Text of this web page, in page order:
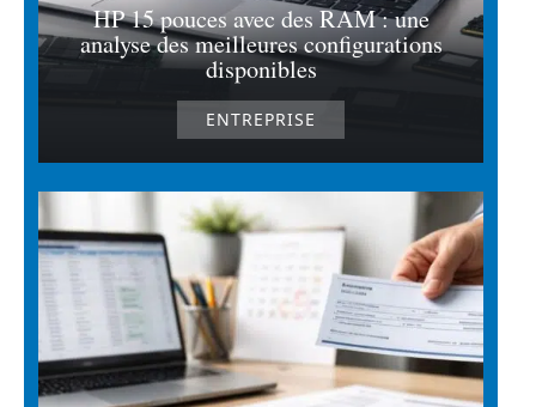
HP 15 pouces avec des RAM : une
analyse des meilleures configurations
disponibles
ENTREPRISE